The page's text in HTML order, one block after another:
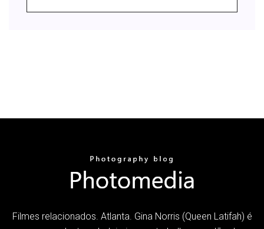
Filmes relacionados. Atlanta. Gina Norris (Queen Latifah) é